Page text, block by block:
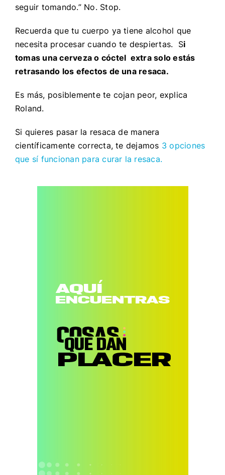
seguir tomando.” No. Stop.
Recuerda que tu cuerpo ya tiene alcohol que
necesita procesar cuando te despiertas. Si
tomas una cerveza o cóctel extra solo estás
retrasando los efectos de una resaca.
Es más, posiblemente te cojan peor, explica
Roland.
Si quieres pasar la resaca de manera
científicamente correcta, te dejamos 3 opciones
que sí funcionan para curar la resaca.